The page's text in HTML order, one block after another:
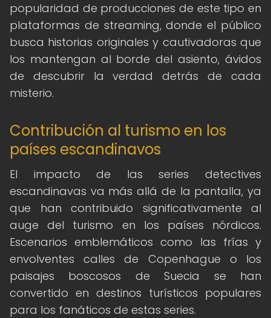
popularidad de producciones de este tipo en
plataformas de streaming, donde el público
busca historias originales y cautivadoras que
los mantengan al borde del asiento, ávidos
de descubrir la verdad detrás de cada
misterio.
Contribución al turismo en los
países escandinavos
El impacto de las series detectives
escandinavas va más allá de la pantalla, ya
que han contribuido significativamente al
auge del turismo en los países nórdicos.
Escenarios emblemáticos como las frías y
envolventes calles de Copenhague o los
paisajes boscosos de Suecia se han
convertido en destinos turísticos populares
para los fanáticos de estas series.